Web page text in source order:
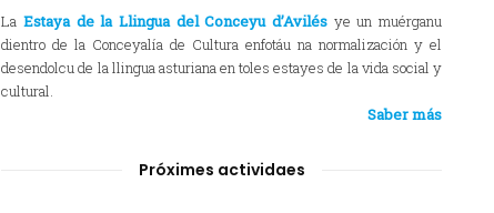
La Estaya de la Llingua del Conceyu d’Avilés ye un muérganu
dientro de la Conceyalía de Cultura enfotáu na normalización y el
desendolcu de la llingua asturiana en toles estayes de la vida social y
cultural.
Saber más
Próximes actividaes